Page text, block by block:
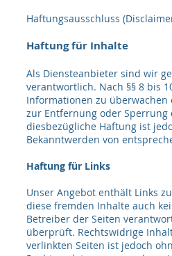
Haftungsausschluss
Haftung für Inhalte​
Als Diensteanbieter sind wir
verantwortlich. Nach §§ 8 bis
Informationen zu
zur Entfernung oder
diesbezügliche Haftung ist
Bekanntwerden von
Haftung für Links
Unser Angebot enthält Links
diese fremden Inhalte auch
Betreiber der Seiten
überprüft. Rechtswidrige
verlinkten Seiten ist jedoch